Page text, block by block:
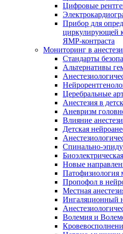
Цифровые
Прибор для
циркулирующей
ЯМР-контраста
Мониторинг в
Стандарты
Альтернативы
Церебральные
Анестезия в
Аневризм
Влияние
Детская
Спинально-
Новые
Патофизиология
Пропофол в
Местная
Ингаляционный
Волемия и